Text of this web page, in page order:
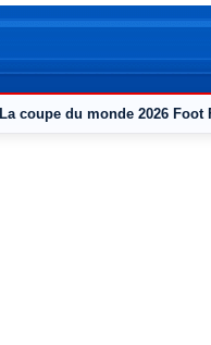
La coupe du monde 2026 Foot